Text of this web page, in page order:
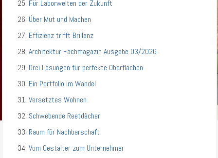
Für Laborwelten der Zukunft
Über Mut und Machen
Effizienz trifft Brillanz
Architektur Fachmagazin Ausgabe 03/2026
Drei Lösungen für perfekte Oberflächen
Ein Portfolio im Wandel
Versetztes Wohnen
Schwebende Reetdächer
Raum für Nachbarschaft
Vom Gestalter zum Unternehmer